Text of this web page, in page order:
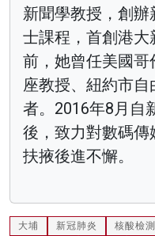
新聞學教授，創
士課程，首創港
前，她曾任美國
座教授、紐約市
者。2016年8月自
後，致力對數碼傳
扶掖後進不懈。
大埔 新冠肺炎 核酸檢測